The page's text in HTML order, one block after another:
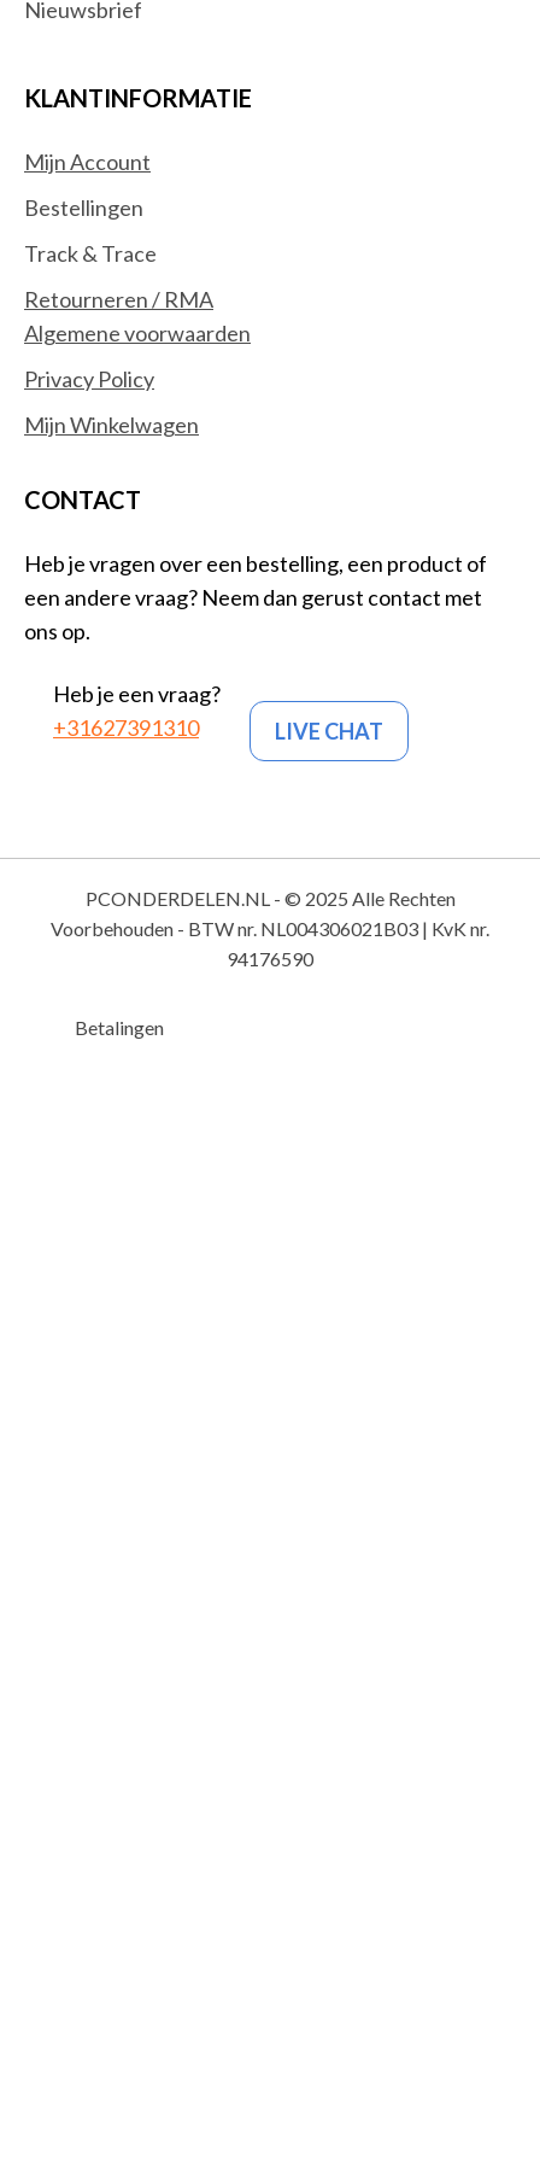
Nieuwsbrief
KLANTINFORMATIE
Mijn Account
Bestellingen
Track & Trace
Retourneren / RMA
Algemene voorwaarden
Privacy Policy
Mijn Winkelwagen
CONTACT
Heb je vragen over een bestelling, een product of
een andere vraag? Neem dan gerust contact met
ons op.
Heb je een vraag?
+31627391310
LIVE CHAT
PCONDERDELEN.NL - © 2025 Alle Rechten
Voorbehouden - BTW nr. NL004306021B03 | KvK nr.
94176590
Betalingen